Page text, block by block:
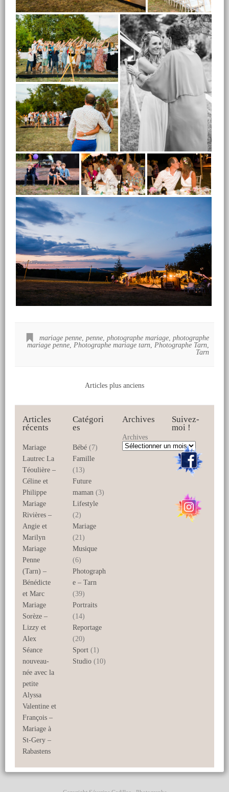
mariage penne, penne, photographe mariage, photographe
mariage penne, Photographe mariage tarn, Photographe Tarn,
Tarn
Articles plus anciens
Articles
récents
Mariage
Lautrec La
Téoulière –
Céline et
Philippe
Mariage
Rivières –
Angie et
Marilyn
Mariage
Penne
(Tarn) –
Bénédicte
et Marc
Mariage
Sorèze –
Lizzy et
Alex
Séance
nouveau-
née avec la
petite
Alyssa
Valentine et
François –
Mariage à
St-Gery –
Rabastens
Catégori
es
Bébé(7)
Famille
(13)
Future
maman (3)
Lifestyle
(2)
Mariage
(21)
Musique
(6)
Photograph
e – Tarn
(39)
Portraits
(14)
Reportage
(20)
Sport(1)
Studio(10)
Archives
Archives
Suivez-
moi !